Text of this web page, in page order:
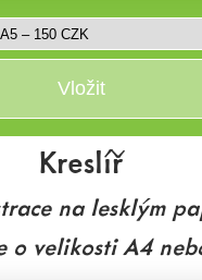
Kreslíř
na lesklým
o velikosti A4